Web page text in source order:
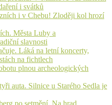
i svátků
i v Chebu! Zloději kol hrozí
Města Luby a
slavnosti
Láká na letní koncerty,
na fichtlech
plnou archeologických
auta. Silnice u Starého Sedla je